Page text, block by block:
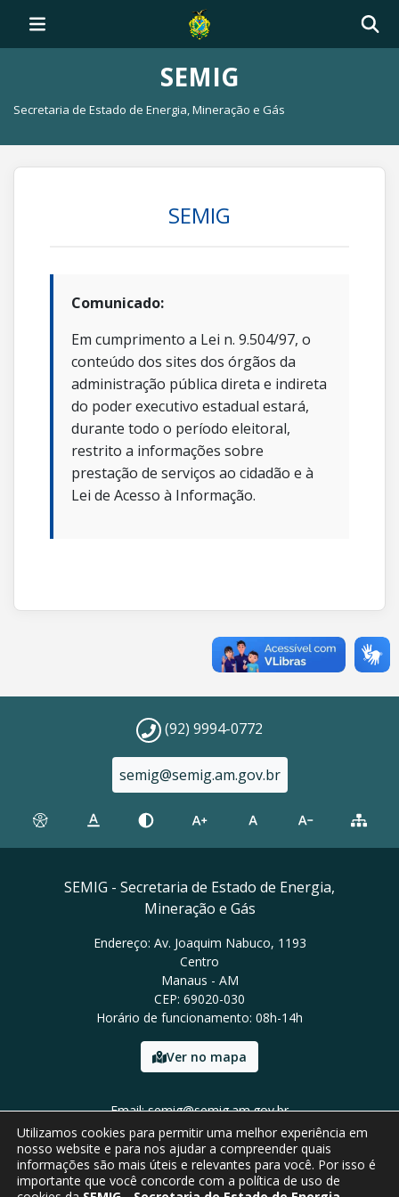
SEMIG
Secretaria de Estado de Energia, Mineração e Gás
SEMIG
Comunicado:
Em cumprimento a Lei n. 9.504/97, o
conteúdo dos sites dos órgãos da
administração pública direta e indireta
do poder executivo estadual estará,
durante todo o período eleitoral,
restrito a informações sobre
prestação de serviços ao cidadão e à
Lei de Acesso à Informação.
(92) 9994-0772
semig@semig.am.gov.br
SEMIG - Secretaria de Estado de Energia,
Mineração e Gás
Endereço: Av. Joaquim Nabuco, 1193
Centro
Manaus - AM
CEP: 69020-030
Horário de funcionamento: 08h-14h
Ver no mapa
Email: semig@semig.am.gov.br
Tel: (92) 9994-0772
Utilizamos cookies para permitir uma melhor experiência em
nosso website e para nos ajudar a compreender quais
informações são mais úteis e relevantes para você. Por isso é
importante que você concorde com a política de uso de